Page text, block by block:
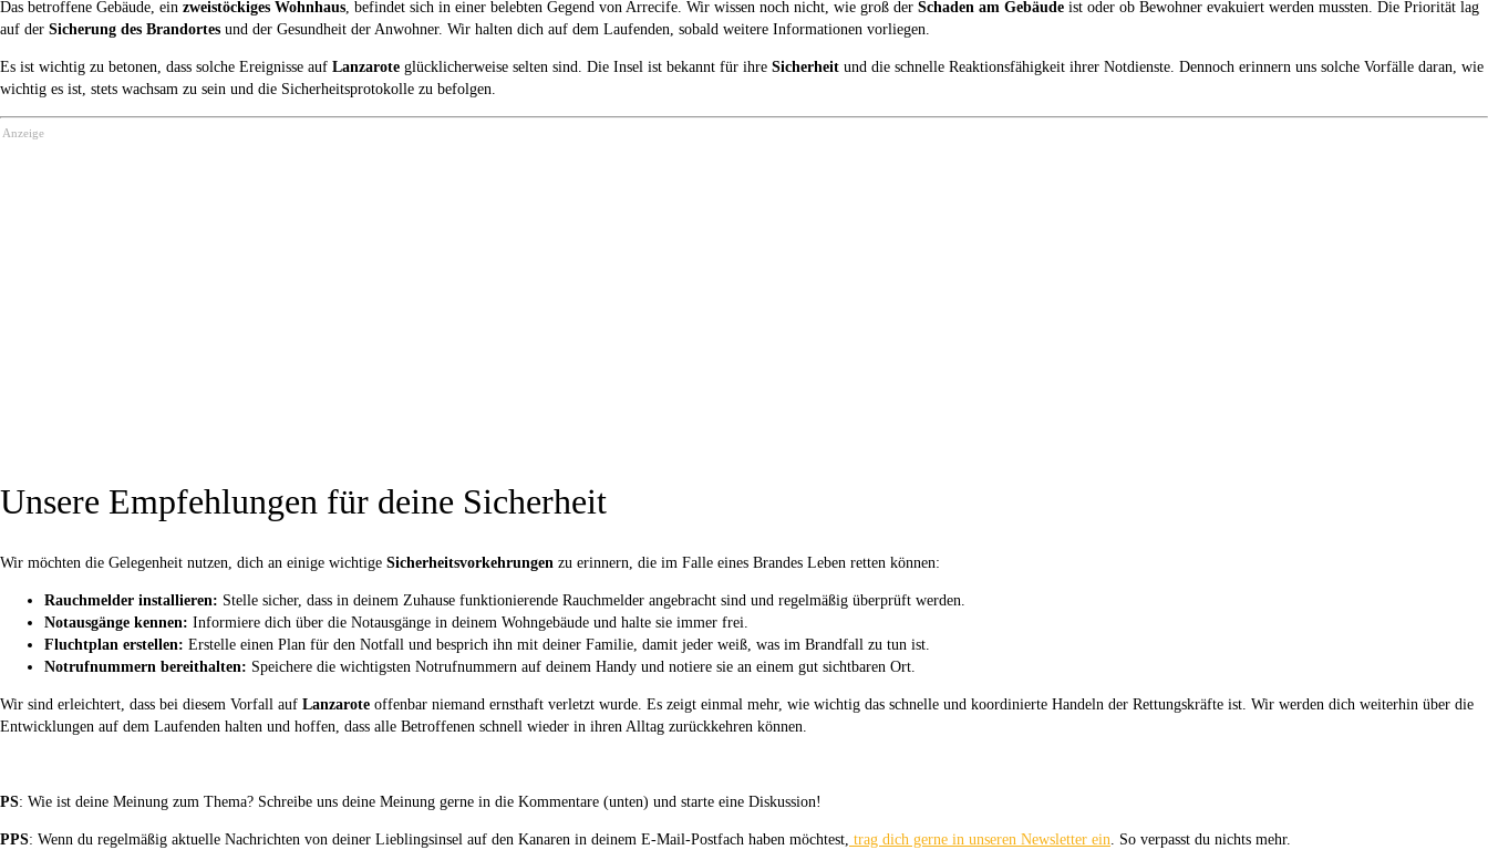
Das betroffene Gebäude, ein zweistöckiges Wohnhaus, befindet sich in einer belebten Gegend von Arrecife. Wir wissen noch nicht, wie groß der Schaden am Gebäude ist oder ob Bewohner evakuiert werden mussten. Die Priorität lag
auf der Sicherung des Brandortes und der Gesundheit der Anwohner. Wir halten dich auf dem Laufenden, sobald weitere Informationen vorliegen.
Es ist wichtig zu betonen, dass solche Ereignisse auf Lanzarote glücklicherweise selten sind. Die Insel ist bekannt für ihre Sicherheit und die schnelle Reaktionsfähigkeit ihrer Notdienste. Dennoch erinnern uns solche Vorfälle daran, wie
wichtig es ist, stets wachsam zu sein und die Sicherheitsprotokolle zu befolgen.
Anzeige
Unsere Empfehlungen für deine Sicherheit
Wir möchten die Gelegenheit nutzen, dich an einige wichtige Sicherheitsvorkehrungen zu erinnern, die im Falle eines Brandes Leben retten können:
Rauchmelder installieren: Stelle sicher, dass in deinem Zuhause funktionierende Rauchmelder angebracht sind und regelmäßig überprüft werden.
Notausgänge kennen: Informiere dich über die Notausgänge in deinem Wohngebäude und halte sie immer frei.
Fluchtplan erstellen: Erstelle einen Plan für den Notfall und besprich ihn mit deiner Familie, damit jeder weiß, was im Brandfall zu tun ist.
Notrufnummern bereithalten: Speichere die wichtigsten Notrufnummern auf deinem Handy und notiere sie an einem gut sichtbaren Ort.
Wir sind erleichtert, dass bei diesem Vorfall auf Lanzarote offenbar niemand ernsthaft verletzt wurde. Es zeigt einmal mehr, wie wichtig das schnelle und koordinierte Handeln der Rettungskräfte ist. Wir werden dich weiterhin über die
Entwicklungen auf dem Laufenden halten und hoffen, dass alle Betroffenen schnell wieder in ihren Alltag zurückkehren können.
PS: Wie ist deine Meinung zum Thema? Schreibe uns deine Meinung gerne in die Kommentare (unten) und starte eine Diskussion!
PPS: Wenn du regelmäßig aktuelle Nachrichten von deiner Lieblingsinsel auf den Kanaren in deinem E-Mail-Postfach haben möchtest, trag dich gerne in unseren Newsletter ein. So verpasst du nichts mehr.